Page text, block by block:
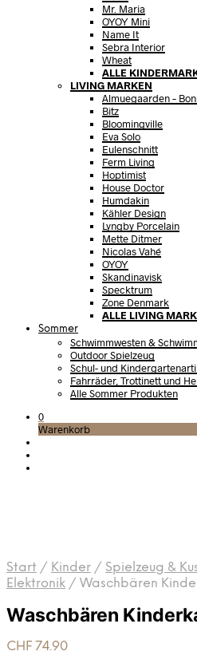
Mr. Maria
OYOY Mini
Name It
Sebra Interior
Wheat
ALLE
LIVING MARKEN
Almuegaarden –
Bitz
Bloomingville
Eva Solo
Eulenschnitt
Ferm Living
Hoptimist
House Doctor
Humdakin
Kähler Design
Lyngby Porcelain
Mette Ditmer
Nicolas Vahé
OYOY
Skandinavisk
Specktrum
Zone Denmark
ALLE LIVING
Sommer
Schwimmwesten &
Outdoor Spielzeug
Schul- und
Fahrräder, Trottinett und
Alle Sommer Produkten
0
Warenkorb
Start / Kinder / Spielzeug &
Elektronik / Waschbären
Waschbären
CHF 74.90